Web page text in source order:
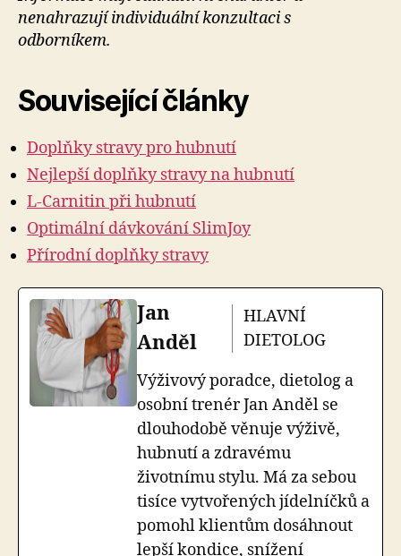
nenahrazují individuální konzultaci s
odborníkem.
Související články
Doplňky stravy pro hubnutí
Nejlepší doplňky stravy na hubnutí
L-Carnitin při hubnutí
Optimální dávkování SlimJoy
Přírodní doplňky stravy
Jan
Anděl
HLAVNÍ
DIETOLOG
Výživový poradce, dietolog a
osobní trenér Jan Anděl se
dlouhodobě věnuje výživě,
hubnutí a zdravému
životnímu stylu. Má za sebou
tisíce vytvořených jídelníčků a
pomohl klientům dosáhnout
lepší kondice, snížení